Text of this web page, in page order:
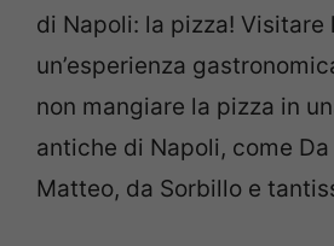
di Napoli: la pizza! Visitare
un’esperienza
non mangiare la pizza in
antiche di Napoli, come
Matteo, da Sorbillo e